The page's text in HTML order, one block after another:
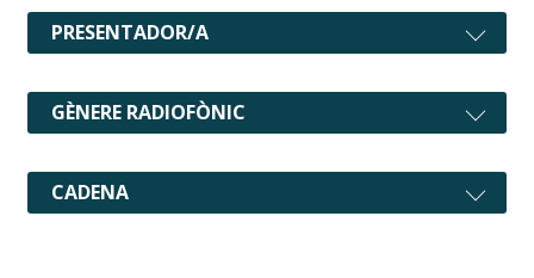
PRESENTADOR/A
GÈNERE RADIOFÒNIC
CADENA